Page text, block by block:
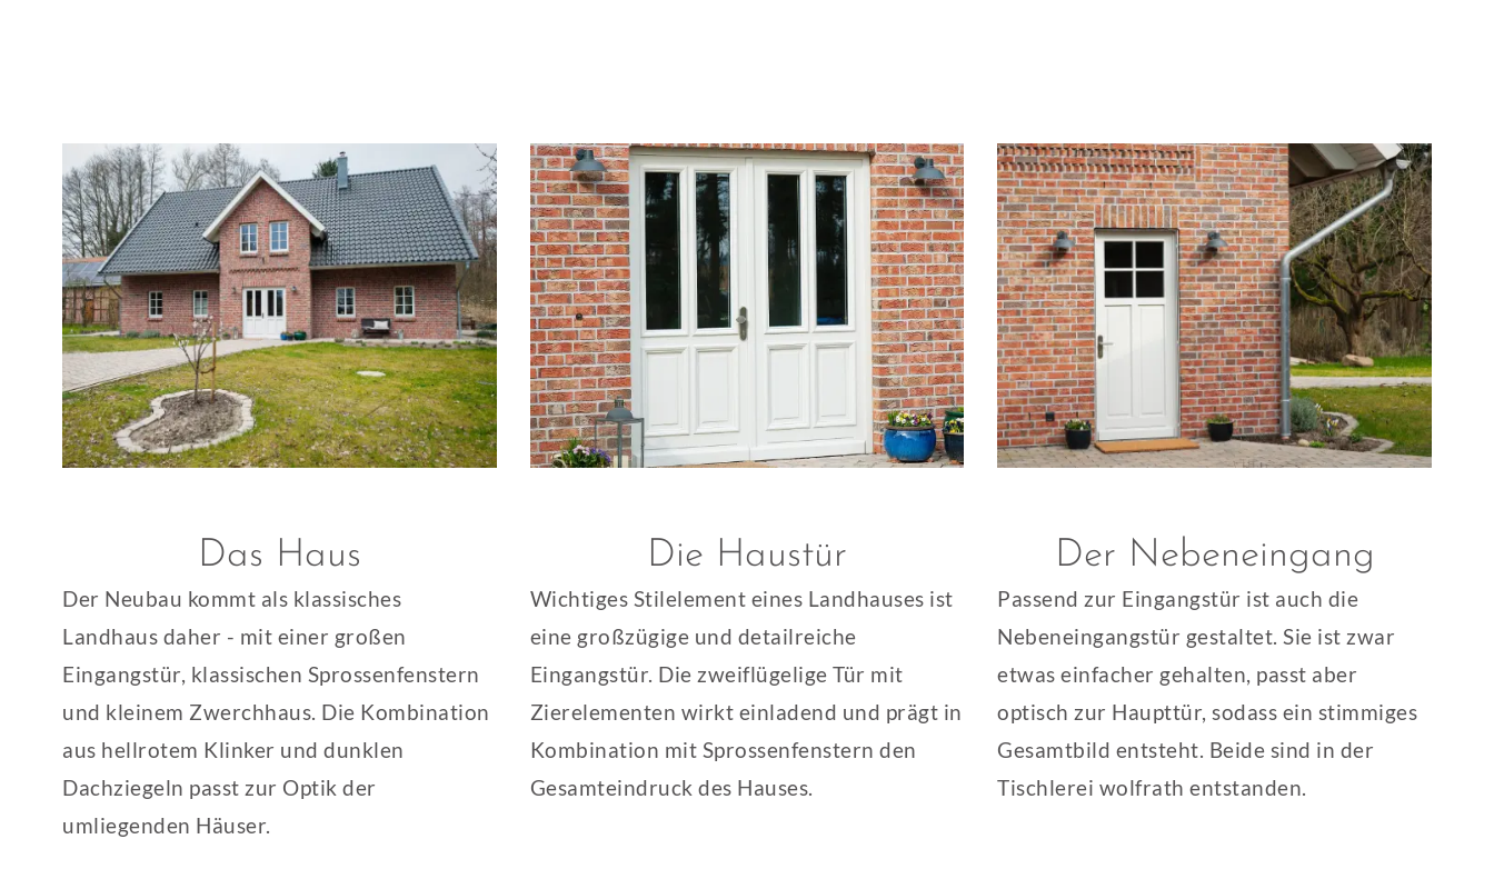
Das Haus
Der Neubau kommt als klassisches
Landhaus daher - mit einer großen
Eingangstür, klassischen Sprossenfenstern
und kleinem Zwerchhaus. Die Kombination
aus hellrotem Klinker und dunklen
Dachziegeln passt zur Optik der
umliegenden Häuser.
Die Haustür
Wichtiges Stilelement eines Landhauses ist
eine großzügige und detailreiche
Eingangstür. Die zweiflügelige Tür mit
Zierelementen wirkt einladend und prägt in
Kombination mit Sprossenfenstern den
Gesamteindruck des Hauses.
Der Nebeneingang
Passend zur Eingangstür ist auch die
Nebeneingangstür gestaltet. Sie ist zwar
etwas einfacher gehalten, passt aber
optisch zur Haupttür, sodass ein stimmiges
Gesamtbild entsteht. Beide sind in der
Tischlerei wolfrath entstanden.